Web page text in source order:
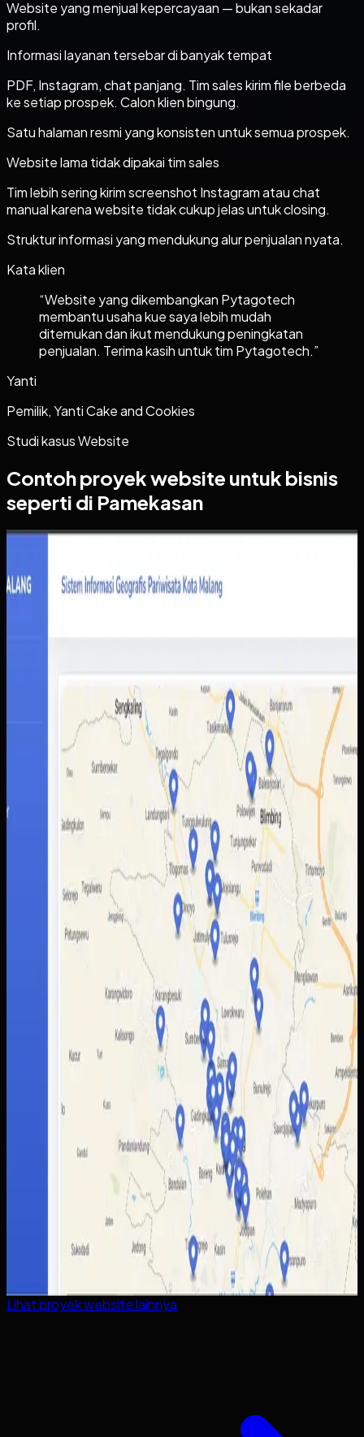
Website yang menjual kepercayaan — bukan sekadar
profil.
Informasi layanan tersebar di banyak tempat
PDF, Instagram, chat panjang. Tim sales kirim file berbeda
ke setiap prospek. Calon klien bingung.
Satu halaman resmi yang konsisten untuk semua prospek.
Website lama tidak dipakai tim sales
Tim lebih sering kirim screenshot Instagram atau chat
manual karena website tidak cukup jelas untuk closing.
Struktur informasi yang mendukung alur penjualan nyata.
Kata klien
“Website yang dikembangkan Pytagotech
membantu usaha kue saya lebih mudah
ditemukan dan ikut mendukung peningkatan
penjualan. Terima kasih untuk tim Pytagotech.”
Yanti
Pemilik, Yanti Cake and Cookies
Studi kasusWebsite
Contoh proyekwebsite untuk bisnis
seperti di Pamekasan
Sistem Informasi Geografis Pariwisata Kota Malang
Informasi destinasi wisata tersebar di berbagai sumber
dengan kualitas data yang tidak selalu konsisten.
Akibatnya wisatawan sulit membandingkan pilihan,
sementara pengelola daerah kesulitan menampilkan
potensi wisata secara lebih utuh.
Kami membangun peta interaktif berbasis web dengan
data lokasi, kategori destinasi, dan detail tempat yang
lebih mudah dibaca pengguna. Admin juga mendapatkan
alur pengelolaan data yang lebih rapi untuk memperbarui
informasi wisata tanpa bergantung pada banyak kanal
Baca studi kasus lengkap
Lihat proyekwebsitelainnya